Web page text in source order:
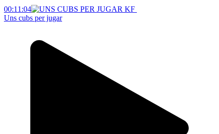
00:11:04
Uns cubs per jugar